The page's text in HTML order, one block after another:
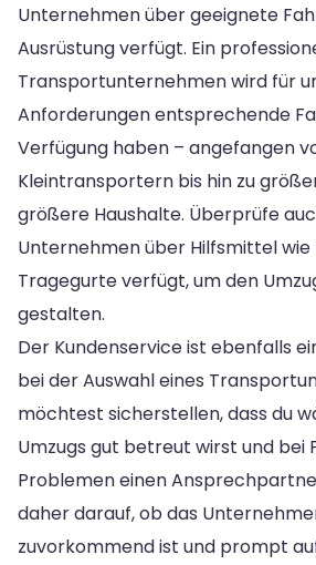
Unternehmen über geeignete
Ausrüstung verfügt. Ein
Transportunternehmen wird für
Anforderungen entsprechende
Verfügung haben – angefangen
Kleintransportern bis hin zu
größere Haushalte. Überprüfe
Unternehmen über Hilfsmittel
Tragegurte verfügt, um den
gestalten.
Der Kundenservice ist ebenfalls
bei der Auswahl eines
möchtest sicherstellen, dass du
Umzugs gut betreut wirst und bei
Problemen einen
daher darauf, ob das
zuvorkommend ist und prompt